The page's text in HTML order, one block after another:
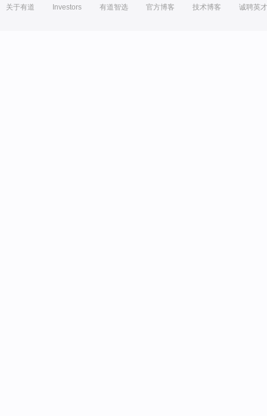
关于有道 Investors 有道智选 官方博客 技术博客 诚聘英才